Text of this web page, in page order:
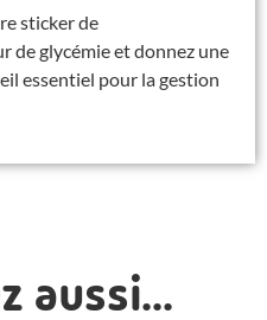
sticker de
de glycémie et donnez une
essentiel pour la gestion
aussi...